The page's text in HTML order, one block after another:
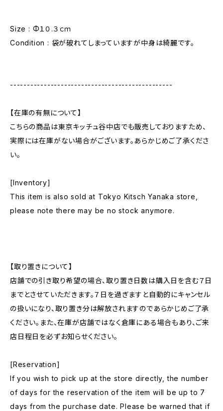
Size : Φ１０.３ｃｍ
Condition : 袋が破れてしまっていますが中身は綺麗です。
------------------------------------------------
【在庫の有無について】
こちらの商品は東京キッチュ谷中店でも販売しておりますため、
実際には在庫がない場合がございます。あらかじめご了承くださ
い。
[Inventory]
This item is also sold at Tokyo Kitsch Yanaka store,
please note there may be no stock anymore.
【取り置きについて】
店舗での引き取り希望の場合、取り置き日数は購入日を含む７日
までとさせていただきます。７日を過ぎますと自動的にキャンセル
の扱いになり、取り置き分は解放されますのであらかじめご了承
ください。また、在庫が店舗ではなく倉庫にある場合もあり、ご来
店日程日を必ずお知らせください。
[Reservation]
If you wish to pick up at the store directly, the number
of days for the reservation of the item will be up to 7
days from the purchase date. Please be warned that if